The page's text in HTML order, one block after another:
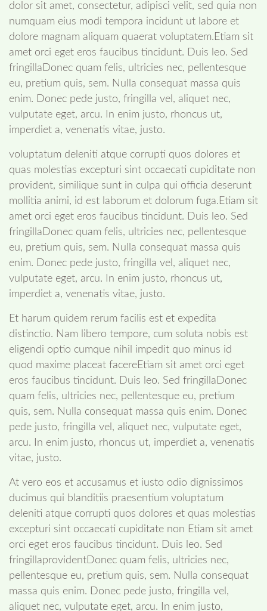
dolor sit amet, consectetur, adipisci velit, sed quia non
numquam eius modi tempora incidunt ut labore et
dolore magnam aliquam quaerat voluptatem.Etiam sit
amet orci eget eros faucibus tincidunt. Duis leo. Sed
fringillaDonec quam felis, ultricies nec, pellentesque
eu, pretium quis, sem. Nulla consequat massa quis
enim. Donec pede justo, fringilla vel, aliquet nec,
vulputate eget, arcu. In enim justo, rhoncus ut,
imperdiet a, venenatis vitae, justo.
voluptatum deleniti atque corrupti quos dolores et
quas molestias excepturi sint occaecati cupiditate non
provident, similique sunt in culpa qui officia deserunt
mollitia animi, id est laborum et dolorum fuga.Etiam sit
amet orci eget eros faucibus tincidunt. Duis leo. Sed
fringillaDonec quam felis, ultricies nec, pellentesque
eu, pretium quis, sem. Nulla consequat massa quis
enim. Donec pede justo, fringilla vel, aliquet nec,
vulputate eget, arcu. In enim justo, rhoncus ut,
imperdiet a, venenatis vitae, justo.
Et harum quidem rerum facilis est et expedita
distinctio. Nam libero tempore, cum soluta nobis est
eligendi optio cumque nihil impedit quo minus id
quod maxime placeat facereEtiam sit amet orci eget
eros faucibus tincidunt. Duis leo. Sed fringillaDonec
quam felis, ultricies nec, pellentesque eu, pretium
quis, sem. Nulla consequat massa quis enim. Donec
pede justo, fringilla vel, aliquet nec, vulputate eget,
arcu. In enim justo, rhoncus ut, imperdiet a, venenatis
vitae, justo.
At vero eos et accusamus et iusto odio dignissimos
ducimus qui blanditiis praesentium voluptatum
deleniti atque corrupti quos dolores et quas molestias
excepturi sint occaecati cupiditate non Etiam sit amet
orci eget eros faucibus tincidunt. Duis leo. Sed
fringillaprovidentDonec quam felis, ultricies nec,
pellentesque eu, pretium quis, sem. Nulla consequat
massa quis enim. Donec pede justo, fringilla vel,
aliquet nec, vulputate eget, arcu. In enim justo,